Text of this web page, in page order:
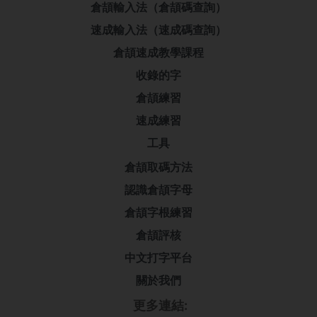
倉頡輸入法（倉頡碼查詢）
速成輸入法（速成碼查詢）
倉頡速成教學課程
收錄的字
倉頡練習
速成練習
工具
倉頡取碼方法
認識倉頡字母
倉頡字根練習
倉頡評核
中文打字平台
關於我們
更多連結: